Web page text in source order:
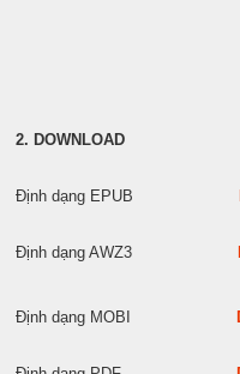
2. DOWNLOAD
Định dạng EPUB
Định dạng AWZ3
Định dạng MOBI